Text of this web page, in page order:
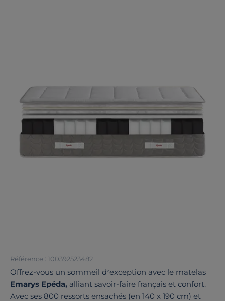
Référence : 100392523482
Offrez-vous un sommeil d’exception avec le matelas
Emarys Epéda, alliant savoir-faire français et confort.
Avec ses 800 ressorts ensachés (en 140 x 190 cm) et